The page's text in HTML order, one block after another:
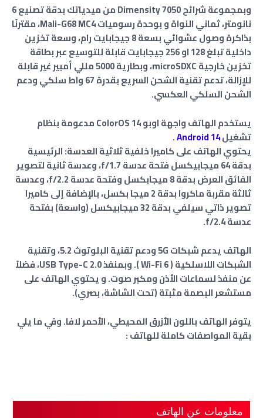
وبمجموعة شرائح Dimensity 7050 من ميدياتك بدقة تصنيع 6
نانومتر، ثماني النواة و بوحدة رسوميات Mali-G68 MC4، مقترنًا
بذاكرة وصول عشوائي بسعة 8 جيجابايت
رام،وسعة تخزين
داخلية تبلغ128 او 256 جيجابايت
قابلة للتوسيع عبر بطاقة
تخزين خارجية microSDXC، وبطارية 5000 مللي أمبير غير قابلة
للإزالة، تدعم تقنية الشحن السريع بقدرة 67 واط سلكي ودعم
الشحن السلكي العكسي.
يستخدم الهاتف واجهة اوبو ColorOS 14 مدعومة بنظام
تشغيلAndroid 14
.
يحتوي الهاتف على كاميرا خلفية ثلاثية العدسة: الرئيسية
بدقة 64 ميجابيكسل فتحة عدسة f/1.7، وعدسة ثانية لتصوير
الفائق العرض بدقة 8 ميجابكسل وفتحة عدسة f/2.2، وعدسة
ثالثة مقربة ماكروا بدقة 2 ميجا بكسل، بالإضافة إلى كاميرا
تصوير ذاتي سيلفي بدقة 32 ميجابيكسل (واسعة)
بفتحة
عدسة f/2.4
.
الهاتف يدعم شبكات
ودعم تقنية البلوتوث 5.2، وتقنية
الشبكات اللاسلكية ( 6 Wi-Fi ). وبمنفذ USB Type-C 2.0، فضلاً
عن منفذ لسماعات الأذن ومكبر صوت. ويحتوي الهاتف على
مستشعر البصمة مثبتة (تحت الشاشة، بصري).
يتوفر الهاتف باللون الأزرق المحيطي، الأحمر لافا. وفي ما يلي
بقية المواصفات كاملة للهاتف :
معلومات عن الهاتف